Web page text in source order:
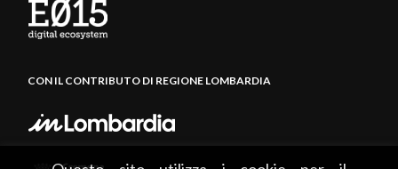
CON IL CONTRIBUTO DI REGIONE LOMBARDIA